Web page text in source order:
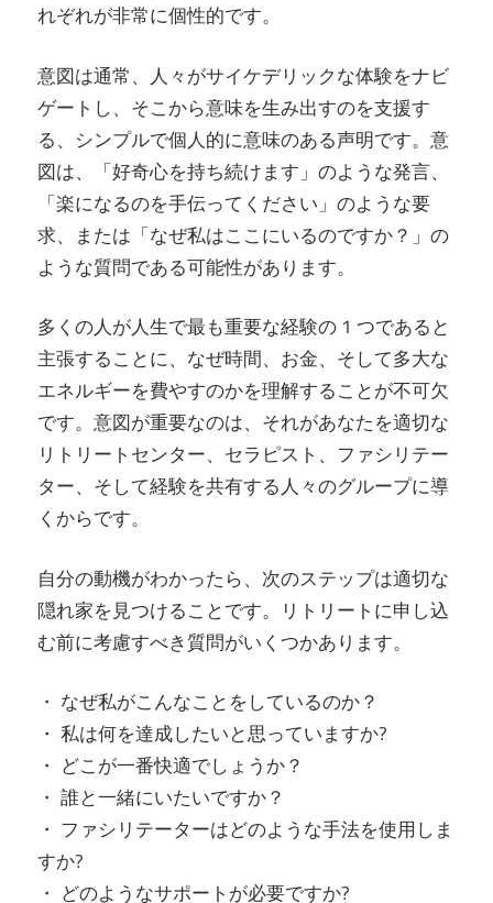
れぞれが非常に個性的です。
意図は通常、人々がサイケデリックな体験をナビ
ゲートし、そこから意味を生み出すのを支援す
る、シンプルで個人的に意味のある声明です。意
図は、「好奇心を持ち続けます」のような発言、
「楽になるのを手伝ってください」のような要
求、または「なぜ私はここにいるのですか？」の
ような質問である可能性があります。
多くの人が人生で最も重要な経験の 1 つであると
主張することに、なぜ時間、お金、そして多大な
エネルギーを費やすのかを理解することが不可欠
です。意図が重要なのは、それがあなたを適切な
リトリートセンター、セラピスト、ファシリテー
ター、そして経験を共有する人々のグループに導
くからです。
自分の動機がわかったら、次のステップは適切な
隠れ家を見つけることです。リトリートに申し込
む前に考慮すべき質問がいくつかあります。
・ なぜ私がこんなことをしているのか？
・ 私は何を達成したいと思っていますか?
・ どこが一番快適でしょうか？
・ 誰と一緒にいたいですか？
・ ファシリテーターはどのような手法を使用しま
すか?
・ どのようなサポートが必要ですか?